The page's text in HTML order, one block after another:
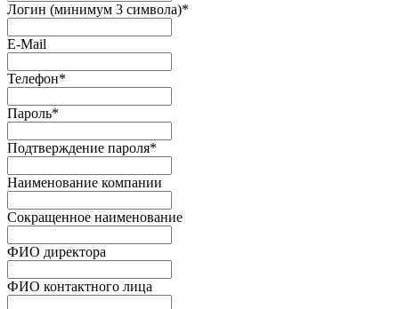
Логин (минимум 3 символа)*
E-Mail
Телефон*
Пароль*
Подтверждение пароля*
Наименование компании
Сокращенное наименование
ФИО директора
ФИО контактного лица